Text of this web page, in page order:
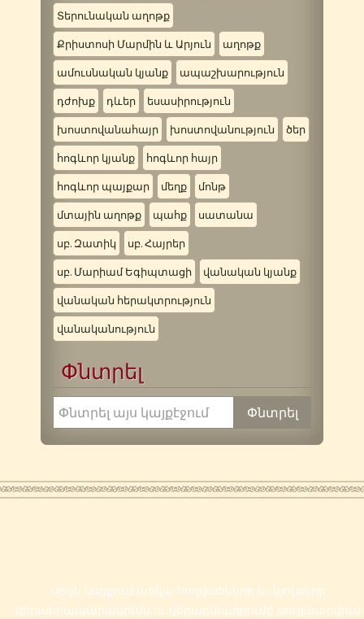
Տերունական աղոթք
Քրիստոսի Մարմին և Արյուն աղոթք
ամուսնական կյանք ապաշխարություն
դժոխք դևեր եսասիրություն
խոստովանահայր խոստովանություն ծեր
հոգևոր կյանք հոգևոր հայր
հոգևոր պայքար մեղք մոնթ
մտային աղոթք պահք սատանա
սբ. Զատիկ սբ. Հայրեր
սբ. Մարիամ Եգիպտացի վանական կյանք
վանական հերակտրություն
վանականություն
Փնտրել
Սույն կայքում առկա հոդվածների եւ նյութերի
վերահրապարակումն ու վերարտադրումը թույլատրվում